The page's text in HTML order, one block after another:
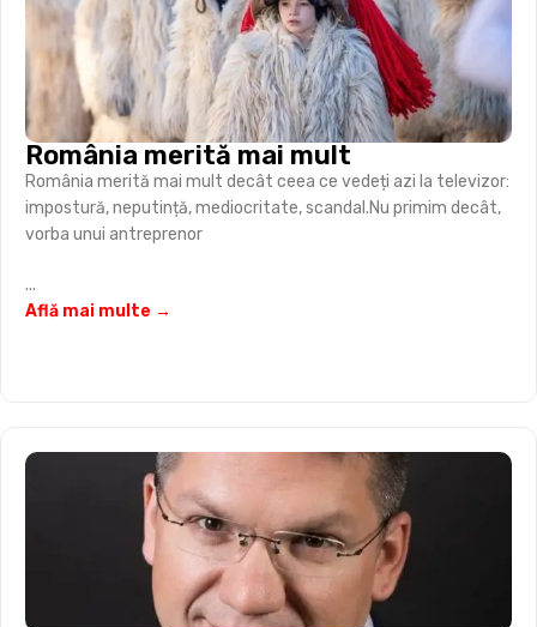
România merită mai mult
România merită mai mult decât ceea ce vedeți azi la televizor:
impostură, neputință, mediocritate, scandal.Nu primim decât,
vorba unui antreprenor
...
Află mai multe →